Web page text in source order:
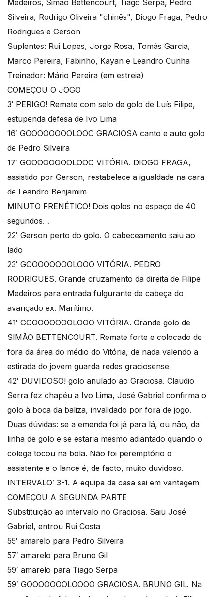
Medeiros, Simão Bettencourt, Tiago Serpa, Pedro
Silveira, Rodrigo Oliveira "chinês", Diogo Fraga, Pedro
Rodrigues e Gerson
Suplentes: Rui Lopes, Jorge Rosa, Tomás Garcia,
Marco Pereira, Fabinho, Kayan e Leandro Cunha
Treinador: Mário Pereira (em estreia)
COMEÇOU O JOGO
3′ PERIGO! Remate com selo de golo de Luís Filipe,
estupenda defesa de Ivo Lima
16′ GOOOOOOOOLOOO GRACIOSA canto e auto golo
de Pedro Silveira
17′ GOOOOOOOOLOOO VITÓRIA. DIOGO FRAGA,
assistido por Gerson, restabelece a igualdade na cara
de Leandro Benjamim
MINUTO FRENÉTICO! Dois golos no espaço de 40
segundos…
22′ Gerson perto do golo. O cabeceamento saiu ao
lado
23′ GOOOOOOOOLOOO VITÓRIA. PEDRO
RODRIGUES. Grande cruzamento da direita de Filipe
Medeiros para entrada fulgurante de cabeça do
avançado ex. Marítimo.
41′ GOOOOOOOOLOOO VITÓRIA. Grande golo de
SIMÃO BETTENCOURT. Remate forte e colocado de
fora da área do médio do Vitória, de nada valendo a
estirada do jovem guarda redes graciosense.
42′ DUVIDOSO! golo anulado ao Graciosa. Claudio
Serra fez chapéu a Ivo Lima, José Gabriel confirma o
golo à boca da baliza, invalidado por fora de jogo.
Duas dúvidas: se a emenda foi já para lá, ou não, da
linha de golo e se estaria mesmo adiantado quando o
colega tocou na bola. Não foi peremptório o
assistente e o lance é, de facto, muito duvidoso.
INTERVALO: 3-1. A equipa da casa sai em vantagem
COMEÇOU A SEGUNDA PARTE
Substituição ao intervalo no Graciosa. Saiu José
Gabriel, entrou Rui Costa
55′ amarelo para Pedro Silveira
57′ amarelo para Bruno Gil
59′ amarelo para Tiago Serpa
59′ GOOOOOOOLOOOO GRACIOSA. BRUNO GIL. Na